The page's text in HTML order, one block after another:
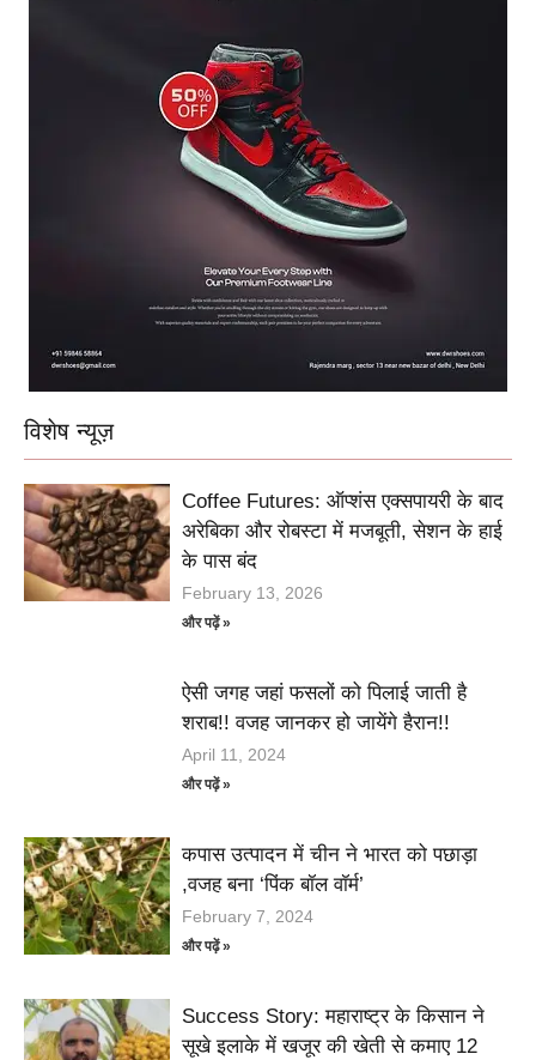
विशेष न्यूज़
Coffee Futures: ऑप्शंस एक्सपायरी के बाद
अरेबिका और रोबस्टा में मजबूती, सेशन के हाई
के पास बंद
February 13, 2026
और पढ़ें »
ऐसी जगह जहां फसलों को पिलाई जाती है
शराब!! वजह जानकर हो जायेंगे हैरान!!
April 11, 2024
और पढ़ें »
कपास उत्पादन में चीन ने भारत को पछाड़ा
,वजह बना ‘पिंक बॉल वॉर्म’
February 7, 2024
और पढ़ें »
Success Story: महाराष्ट्र के किसान ने
सूखे इलाके में खजूर की खेती से कमाए 12